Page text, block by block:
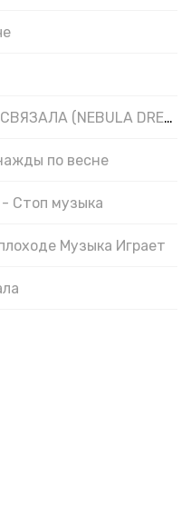
(NEBULA DREAM) COVER
по весне
- Стоп музыка
Музыка Играет